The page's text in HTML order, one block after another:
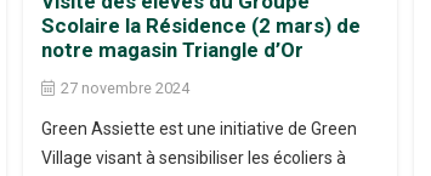
Scolaire la Résidence (2 mars) de
notre magasin Triangle d’Or
27 novembre 2024
Green Assiette est une initiative de Green
Village visant à sensibiliser les écoliers à